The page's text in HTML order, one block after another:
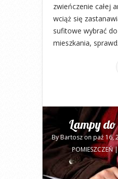
zwieńczenie całej
wciąż się
sufitowe wybrać
mieszkania,
Lampy
ByBartoszon paź 16,
POMIESZCZEŃ